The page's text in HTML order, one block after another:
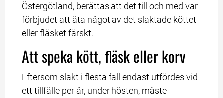
Östergötland, berättas att det till och med var
förbjudet att äta något av det slaktade köttet
eller fläsket färskt.
Att speka kött, fläsk eller korv
Eftersom slakt i flesta fall endast utfördes vid
ett tillfälle per år, under hösten, måste